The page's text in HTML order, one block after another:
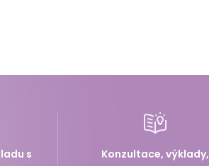
s
Konzultace, výklady,